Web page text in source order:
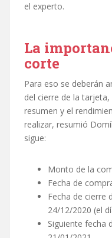
el experto.
La
corte
Para eso se deberán
del cierre de la
resumen y el
realizar, resumió
sigue:
Monto de la
Fecha de
Fecha de cierre
24/12/2020 (el
Siguiente fecha